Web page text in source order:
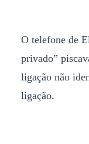
O telefone de
privado”
ligação não
ligação.